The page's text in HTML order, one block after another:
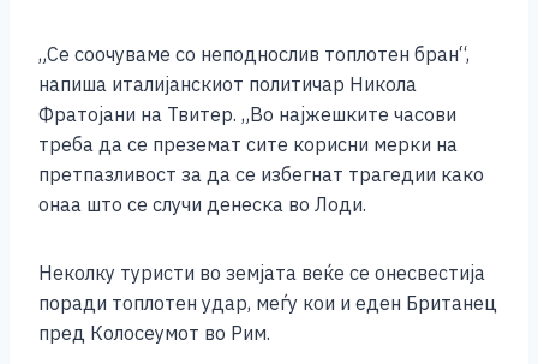
„Се соочуваме со неподнослив топлотен бран“,
напиша италијанскиот политичар Никола
Фратојани на Твитер. „Во најжешките часови
треба да се преземат сите корисни мерки на
претпазливост за да се избегнат трагедии како
онаа што се случи денеска во Лоди.
Неколку туристи во земјата веќе се онесвестија
поради топлотен удар, меѓу кои и еден Британец
пред Колосеумот во Рим.